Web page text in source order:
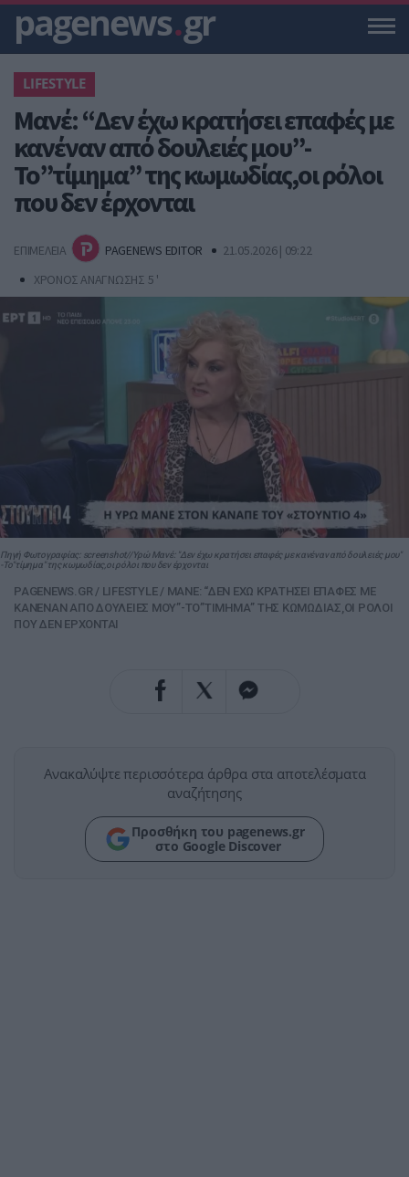
pagenews.gr
LIFESTYLE
Μανέ: “Δεν έχω κρατήσει επαφές με
κανέναν από δουλειές μου”-
Το”τίμημα” της κωμωδίας,οι ρόλοι
που δεν έρχονται
ΕΠΙΜΕΛΕΙΑ PAGENEWS EDITOR
21.05.2026 | 09:22
ΧΡΟΝΟΣ ΑΝΑΓΝΩΣΗΣ 5 '
Πηγή Φωτογραφίας: screenshot//Υρώ Μανέ: "Δεν έχω κρατήσει επαφές με κανέναν από δουλειές μου"
-Το"τίμημα" της κωμωδίας,οι ρόλοι που δεν έρχονται
PAGENEWS.GR/ LIFESTYLE/ ΜΑΝΕ: “ΔΕΝ ΕΧΩ ΚΡΑΤΗΣΕΙ ΕΠΑΦΕΣ ΜΕ
ΚΑΝΕΝΑΝ ΑΠΟ ΔΟΥΛΕΙΕΣ ΜΟΥ”-ΤΟ”ΤΙΜΗΜΑ” ΤΗΣ ΚΩΜΩΔΙΑΣ,ΟΙ ΡΟΛΟΙ
ΠΟΥ ΔΕΝ ΕΡΧΟΝΤΑΙ
Ανακαλύψτε περισσότερα άρθρα στα αποτελέσματα
αναζήτησης
Προσθήκη του pagenews.gr
στο Google Discover